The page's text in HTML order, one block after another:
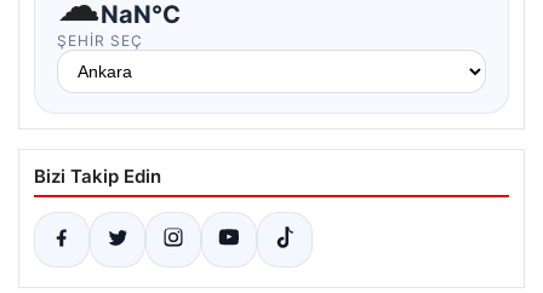
NaN°C
ŞEHIR SEÇ
Bizi Takip Edin